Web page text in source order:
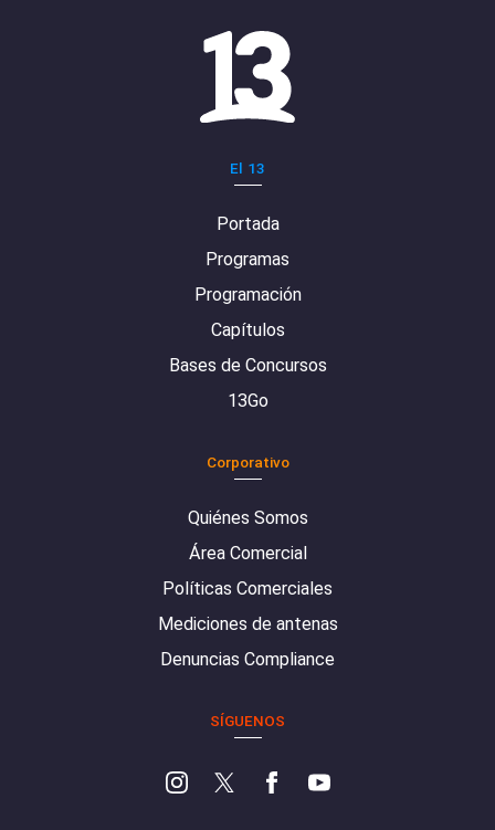
El 13
Portada
Programas
Programación
Capítulos
Bases de Concursos
13Go
Corporativo
Quiénes Somos
Área Comercial
Políticas Comerciales
Mediciones de antenas
Denuncias Compliance
SÍGUENOS